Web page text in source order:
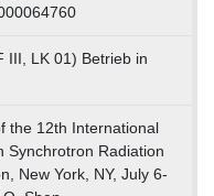
III, LK 01) Betrieb in
the 12th International
Synchrotron Radiation
New York, NY, July 6-